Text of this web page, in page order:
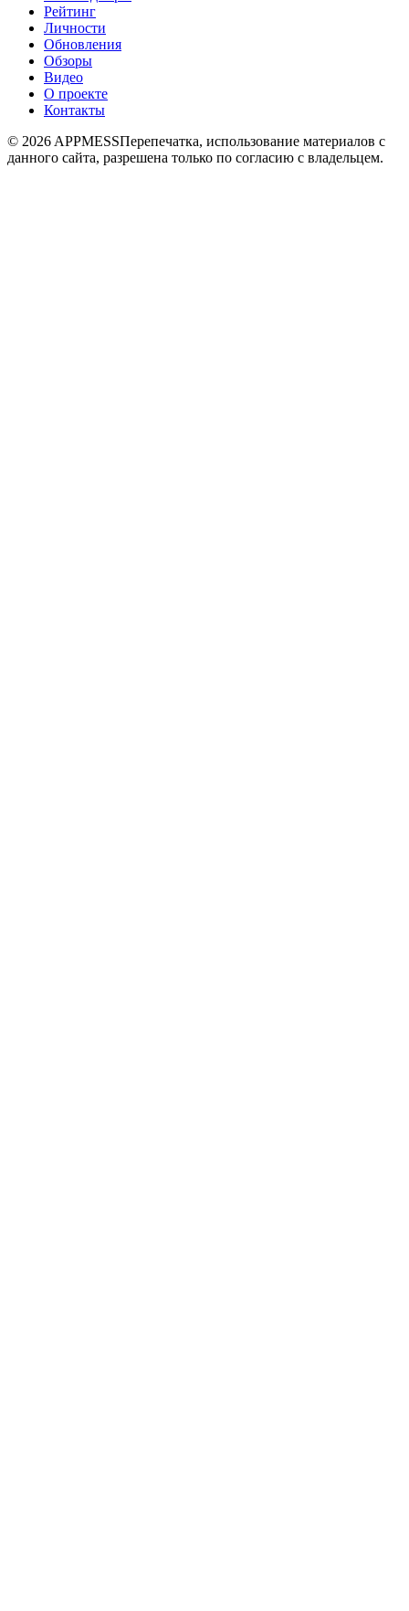
Рейтинг
Личности
Обновления
Обзоры
Видео
О проекте
Контакты
© 2026 APPMESSПерепечатка, использование материалов с
данного сайта, разрешена только по согласию с владельцем.